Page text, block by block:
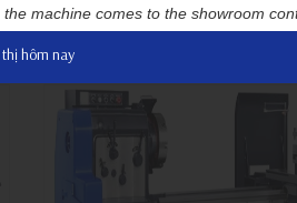
Chiều dài chống tâm : 1,000 /
the machine comes to the showroom
hôm nay